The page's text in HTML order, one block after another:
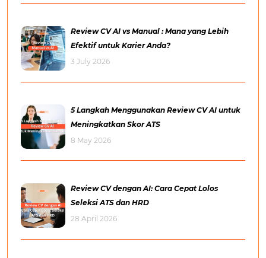
Review CV AI vs Manual : Mana yang Lebih
Efektif untuk Karier Anda?
3 July 2026
5 Langkah Menggunakan Review CV AI untuk
Meningkatkan Skor ATS
8 May 2026
Review CV dengan AI: Cara Cepat Lolos
Seleksi ATS dan HRD
28 April 2026